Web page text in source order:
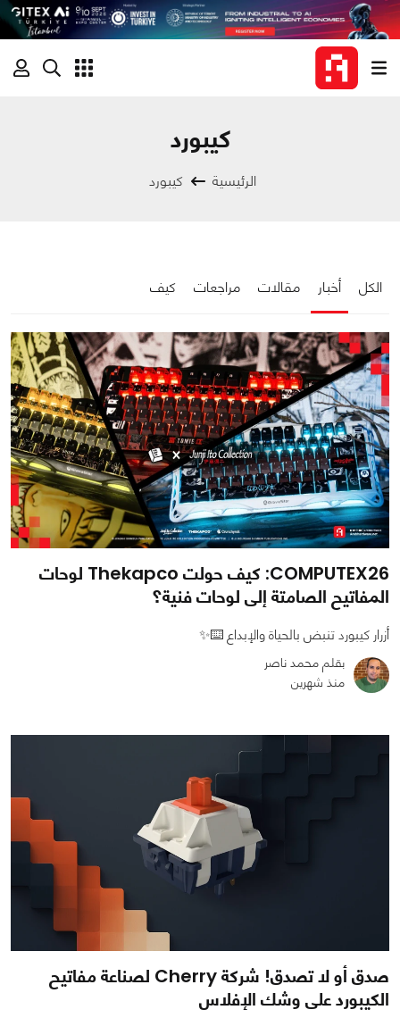
كيبورد
الرئيسية كيبورد
الكل أخبار مقالات مراجعات كيف
COMPUTEX26: كيف حولت Thekapco لوحات
المفاتيح الصامتة إلى لوحات فنية؟
أزرار كيبورد تنبض بالحياة والإبداع ⌨️✨
بقلم محمد ناصر
منذ شهرين
صدق أو لا تصدق! شركة Cherry لصناعة مفاتيح
الكيبورد على وشك الإفلاس